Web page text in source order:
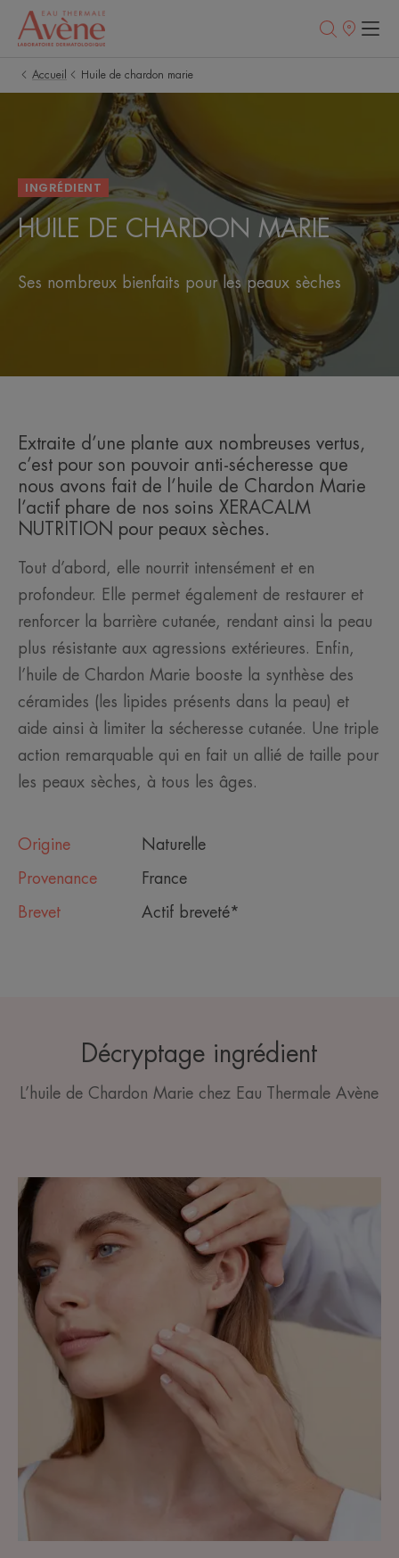
Points
Accueil
Huile de chardon marie
INGRÉDIENT
HUILE DE CHARDON MARIE
Ses nombreux bienfaits pour les peaux sèches
Extraite d’une plante aux nombreuses vertus,
c’est pour son pouvoir anti-sécheresse que
nous avons fait de l’huile de Chardon Marie
l’actif phare de nos soins XERACALM
NUTRITION pour peaux sèches.
Tout d’abord, elle nourrit intensément et en
profondeur. Elle permet également de restaurer et
renforcer la barrière cutanée, rendant ainsi la peau
plus résistante aux agressions extérieures. Enfin,
l’huile de Chardon Marie booste la synthèse des
céramides (les lipides présents dans la peau) et
aide ainsi à limiter la sécheresse cutanée. Une triple
action remarquable qui en fait un allié de taille pour
les peaux sèches, à tous les âges.
Origine Naturelle
Provenance France
Brevet Actif breveté*
Décryptage ingrédient
L’huile de Chardon Marie chez Eau Thermale Avène